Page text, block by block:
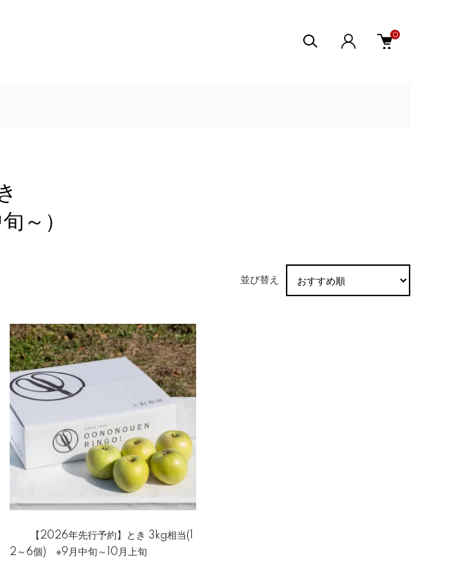
0
～）
並び替え
【2026年先行予約】とき 3kg相当(1
2～6個) ※9月中旬～10月上旬